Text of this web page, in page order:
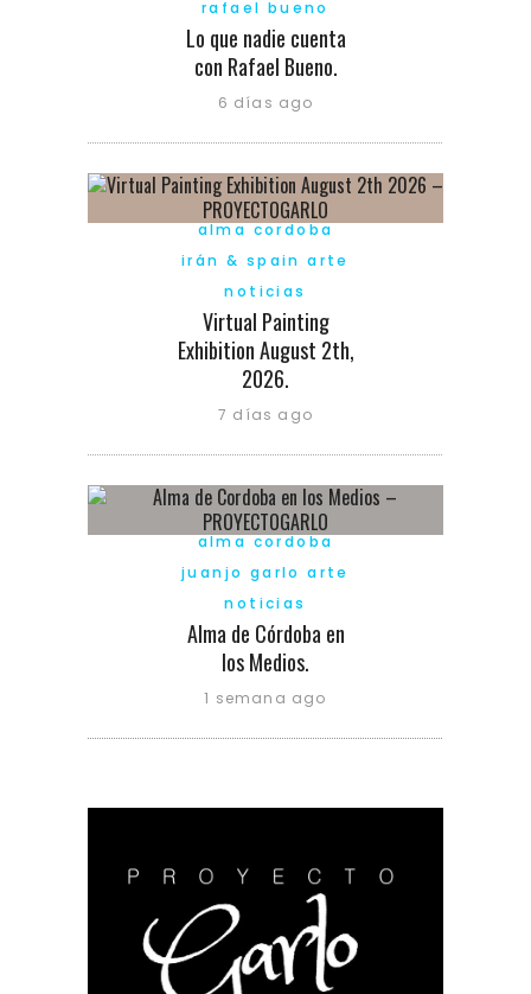
rafael bueno
Lo que nadie cuenta
con Rafael Bueno.
6 días ago
alma cordoba
irán & spain arte
noticias
Virtual Painting
Exhibition August 2th,
2026.
7 días ago
alma cordoba
juanjo garlo arte
noticias
Alma de Córdoba en
los Medios.
1 semana ago